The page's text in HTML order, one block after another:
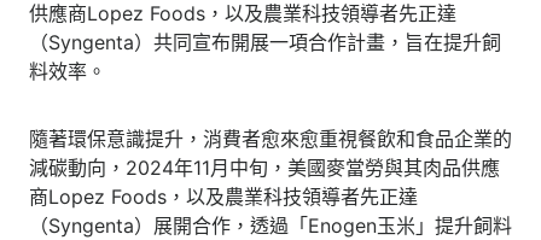
供應商Lopez Foods，以及農業科技領導者先正達
（Syngenta）共同宣布開展一項合作計畫，旨在提升飼
料效率。
隨著環保意識提升，消費者愈來愈重視餐飲和食品企業的
減碳動向，2024年11月中旬，美國麥當勞與其肉品供應
商Lopez Foods，以及農業科技領導者先正達
（Syngenta）展開合作，透過「Enogen玉米」提升飼料